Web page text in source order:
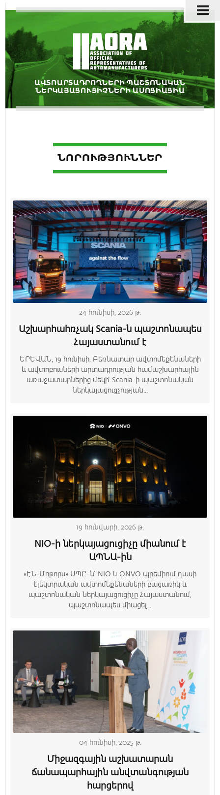
ԱՎՏՈԱՐՏԱԴՐՈՂՆԵՐԻ ՊԱՇՏՈՆԱԿԱՆ
ՆԵՐԿԱՅԱՑՈՒՑԻՉՆԵՐԻ ԱՍՈՑԻԱՑԻԱ
ՆՈՐՈՒԹՅՈՒՆՆԵՐ
24 հունիսի, 2026 թ.
Աշխարհահռչակ Scania-ն պաշտոնապես
Հայաստանում է
ԵՐԵՎԱՆ, 19 հունիսի. Բեռնատար ավտոմեքենաների
և ավտոբուսների արտադրության համաշխարհային
առաջատարներից մեկի՝ Scania-ի պաշտոնական
ներկայացուցչության...
19 հունվարի, 2026 թ.
NIO-ի ներկայացուցիչը միանում է
ԱՊՆԱ-ին
«ԷՆ-Մոթորս» ՍՊԸ-ն՝ NIO և ONVO պրեմիում դասի
էլեկտրական ավտոմեքենաների բացառիկ և
պաշտոնական ներկայացուցիչը Հայաստանում,
պաշտոնապես միացել...
04 հունիսի, 2025 թ.
Միջազգային աշխատարան
ճանապարհային անվտանգության
հարցերով